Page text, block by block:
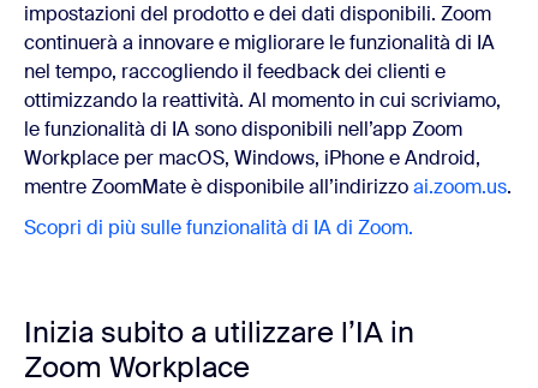
impostazioni del prodotto e dei dati disponibili. Zoom
continuerà a innovare e migliorare le funzionalità di IA
nel tempo, raccogliendo il feedback dei clienti e
ottimizzando la reattività. Al momento in cui scriviamo,
le funzionalità di IA sono disponibili nell’app Zoom
Workplace per macOS, Windows, iPhone e Android,
mentre ZoomMate è disponibile all’indirizzoai.zoom.us.
Scopri di più sulle funzionalità di IA di Zoom.
Inizia subito a utilizzare l’IA in
Zoom Workplace